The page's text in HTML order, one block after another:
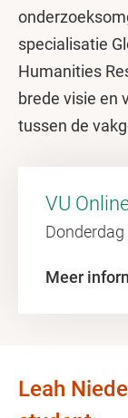
specialisatie
Humanities
brede visie en
tussen de
VU
Meer
Leah